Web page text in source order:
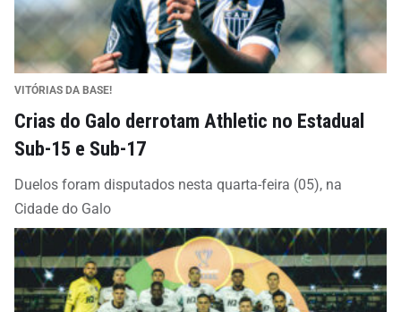
VITÓRIAS DA BASE!
Crias do Galo derrotam Athletic no Estadual
Sub-15 e Sub-17
Duelos foram disputados nesta quarta-feira (05), na
Cidade do Galo